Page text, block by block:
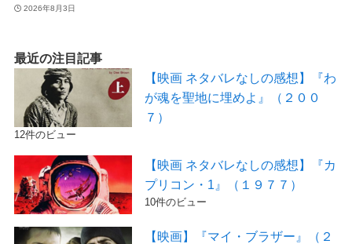
2026年8月3日
最近の注目記事
【映画 ネタバレなしの感想】『わ
が魂を聖地に埋めよ』（２００
７）
12件のビュー
【映画 ネタバレなしの感想】『カ
プリコン・1』（１９７７）
10件のビュー
【映画】『マイ・ブラザー』（２